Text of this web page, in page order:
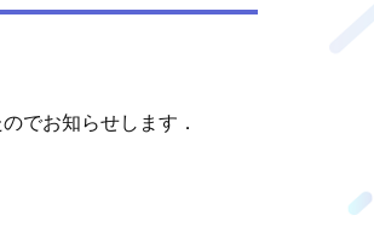
でお知らせします．